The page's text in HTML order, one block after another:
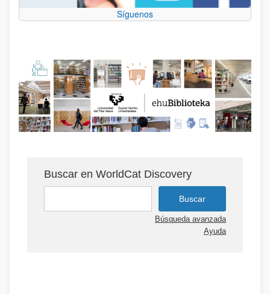
Síguenos
Buscar en WorldCat Discovery
Búsqueda avanzada
Ayuda